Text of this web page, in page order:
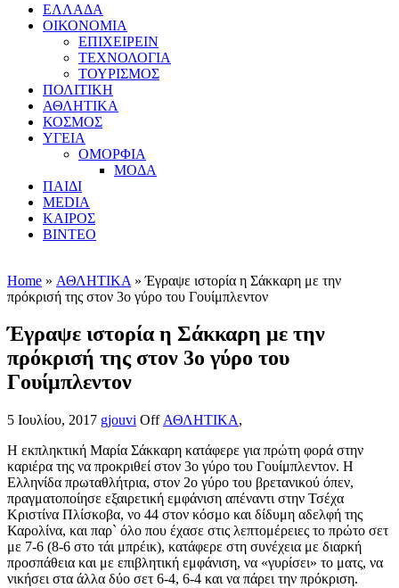
ΕΛΛΑΔΑ
ΟΙΚΟΝΟΜΙΑ
ΕΠΙΧΕΙΡΕΙΝ
ΤΕΧΝΟΛΟΓΙΑ
ΤΟΥΡΙΣΜΟΣ
ΠΟΛΙΤΙΚΗ
ΑΘΛΗΤΙΚΑ
ΚΟΣΜΟΣ
ΥΓΕΙΑ
ΟΜΟΡΦΙΑ
ΜΟΔΑ
ΠΑΙΔΙ
MEDIA
ΚΑΙΡΟΣ
ΒΙΝΤΕΟ
Home » ΑΘΛΗΤΙΚΑ » Έγραψε ιστορία η Σάκκαρη με την
πρόκρισή της στον 3ο γύρο του Γουίμπλεντον
Έγραψε ιστορία η Σάκκαρη με την
πρόκρισή της στον 3ο γύρο του
Γουίμπλεντον
5 Ιουλίου, 2017 gjouvi Off ΑΘΛΗΤΙΚΑ,
H εκπληκτική Μαρία Σάκκαρη κατάφερε για πρώτη φορά στην
καριέρα της να προκριθεί στον 3ο γύρο του Γουίμπλεντον. Η
Ελληνίδα πρωταθλήτρια, στον 2ο γύρο του βρετανικού όπεν,
πραγματοποίησε εξαιρετική εμφάνιση απέναντι στην Τσέχα
Κριστίνα Πλίσκοβα, νο 44 στον κόσμο και δίδυμη αδελφή της
Καρολίνα, και παρ` όλο που έχασε στις λεπτομέρειες το πρώτο σετ
με 7-6 (8-6 στο τάι μπρέικ), κατάφερε στη συνέχεια με διαρκή
προσπάθεια και με επιβλητική εμφάνιση, να «γυρίσει» το ματς, να
νικήσει στα άλλα δύο σετ 6-4, 6-4 και να πάρει την πρόκριση.